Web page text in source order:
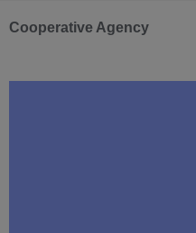
Cooperative Agency